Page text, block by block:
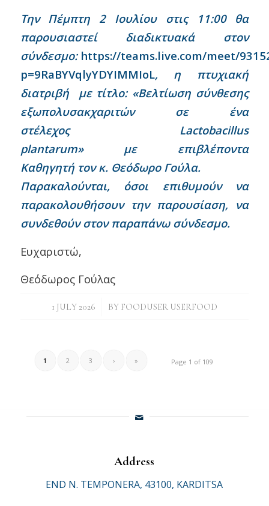
Την Πέμπτη 2 Ιουλίουστις 11:00 θα
παρουσιαστεί διαδικτυακά στον
σύνδεσμο: https://teams.live.com/meet/
p=9RaBYVqlyYDYIMMIoL, η πτυχιακή
διατριβή
με τίτλο: «Βελτίωση σύνθεσης
εξωπολυσακχαριτών σε ένα
στέλεχος
Lactobacillus
plantarum»με επιβλέποντα
Καθηγητήτον κ. Θεόδωρο Γούλα.
Παρακαλούνται, όσοι επιθυμούν να
παρακολουθήσουν την παρουσίαση, να
συνδεθούν στον παραπάνω σύνδεσμο.
Ευχαριστώ,
Θεόδωρος Γούλας
1 JULY 2026
/ BY FOODUSER USERFOOD
Page 1 of 109
1 2 3 › »
Address
END N. TEMPONERA, 43100, KARDITSA